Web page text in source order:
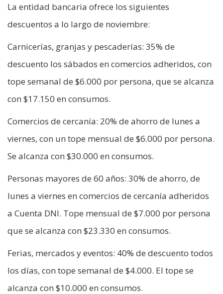
La entidad bancaria ofrece los siguientes
descuentos a lo largo de noviembre:
Carnicerías, granjas y pescaderías: 35% de
descuento los sábados en comercios adheridos, con
tope semanal de $6.000 por persona, que se alcanza
con $17.150 en consumos.
Comercios de cercanía: 20% de ahorro de lunes a
viernes, con un tope mensual de $6.000 por persona.
Se alcanza con $30.000 en consumos.
Personas mayores de 60 años: 30% de ahorro, de
lunes a viernes en comercios de cercanía adheridos
a Cuenta DNI. Tope mensual de $7.000 por persona
que se alcanza con $23.330 en consumos.
Ferias, mercados y eventos: 40% de descuento todos
los días, con tope semanal de $4.000. El tope se
alcanza con $10.000 en consumos.